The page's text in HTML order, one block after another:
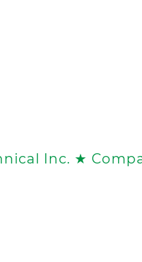
Inc. ★